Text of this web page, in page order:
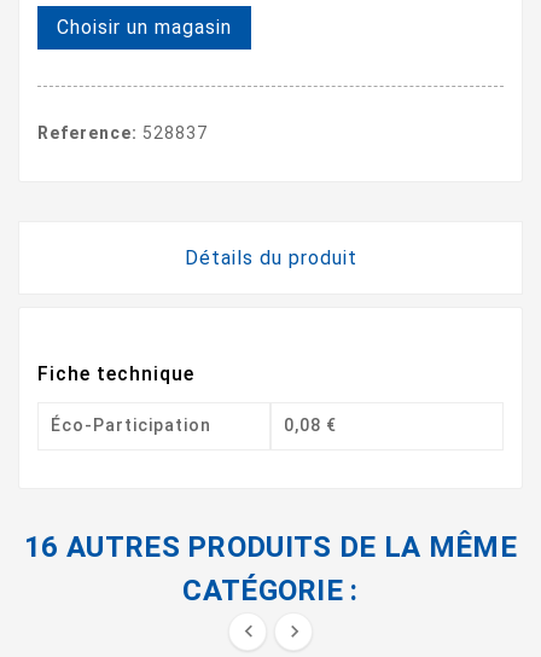
Choisir un magasin
Reference: 528837
Détails du produit
Fiche technique
Éco-Participation 0,08 €
16 AUTRES PRODUITS DE LA MÊME
CATÉGORIE :
 